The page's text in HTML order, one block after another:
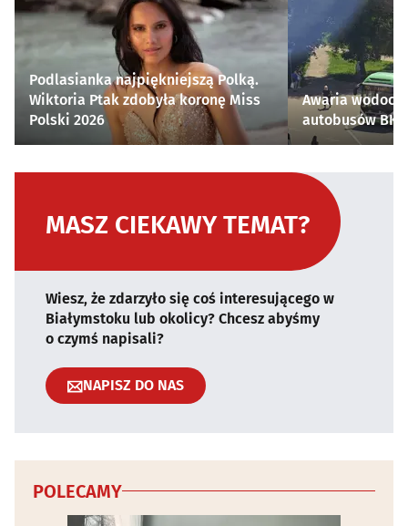
Podlasianka najpiękniejszą Polką.
Wiktoria Ptak zdobyła koronę Miss
Polski 2026
Awaria
autobusów
MASZ CIEKAWY TEMAT?
Wiesz, że zdarzyło się coś interesującego w
Białymstoku lub okolicy? Chcesz abyśmy
o czymś napisali?
NAPISZ DO NAS
POLECAMY